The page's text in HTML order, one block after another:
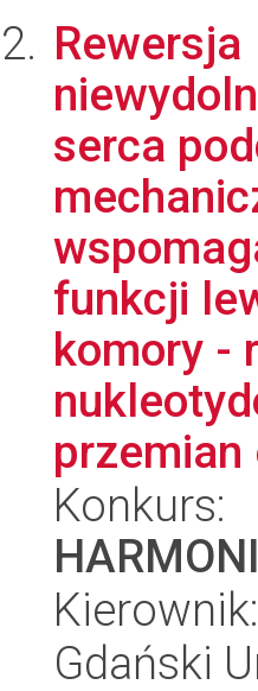
Rewersja
serca
funkcji
komory -
przemian
Konkurs:
Gdański